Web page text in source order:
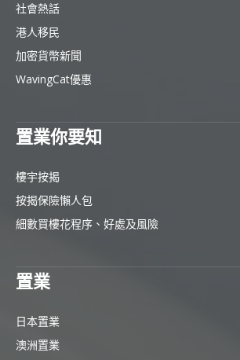
社會熱話
港人移民
加密貨幣新聞
WavingCat優惠
置業你要知
樓宇按揭
按揭保險懶人包
細數買樓花程序、好處及風險
置業
日本置業
澳洲置業